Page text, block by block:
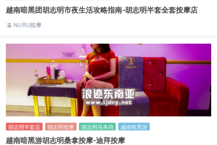
越南暗黑团胡志明市夜生活攻略指南-胡志明半套全套按摩店
NURU按摩
胡志明半套店 胡志明按摩 胡志明马杀鸡 越南暗黑游
越南暗黑游胡志明桑拿按摩-迪拜按摩